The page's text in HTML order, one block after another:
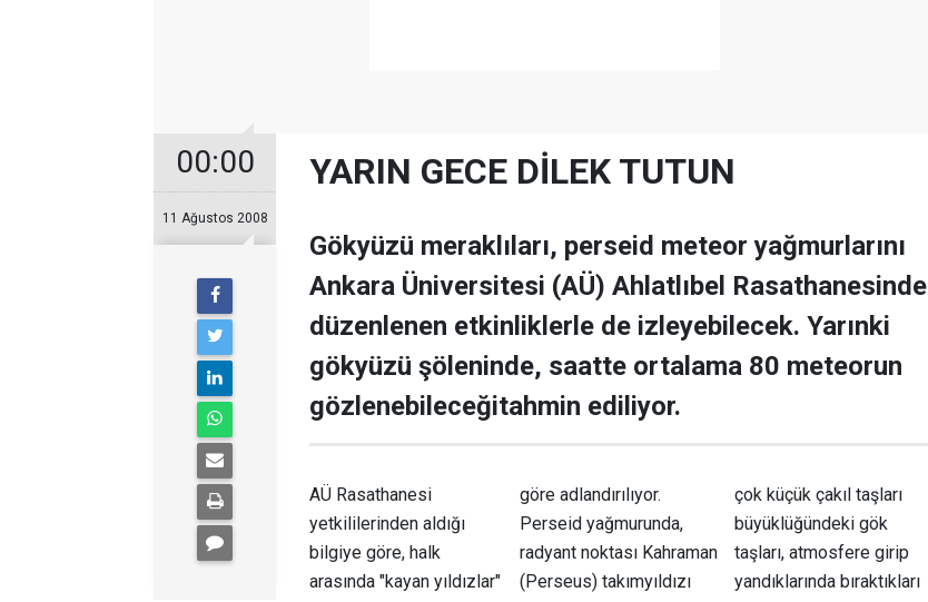
00:00
11 Ağustos 2008
YARIN GECE DİLEK TUTUN
Gökyüzü meraklıları, perseid meteor yağmurlarını
Ankara Üniversitesi (AÜ) Ahlatlıbel Rasathanesinde
düzenlenen etkinliklerle de izleyebilecek. Yarınki
gökyüzü şöleninde, saatte ortalama 80 meteorun
gözlenebileceğitahmin ediliyor.
AÜ Rasathanesi
yetkililerinden aldığı
bilgiye göre, halk
arasında "kayan yıldızlar"
göre adlandırılıyor.
Perseid yağmurunda,
radyant noktası Kahraman
(Perseus) takımyıldızı
çok küçük çakıl taşları
büyüklüğündeki gök
taşları, atmosfere girip
yandıklarında bıraktıkları